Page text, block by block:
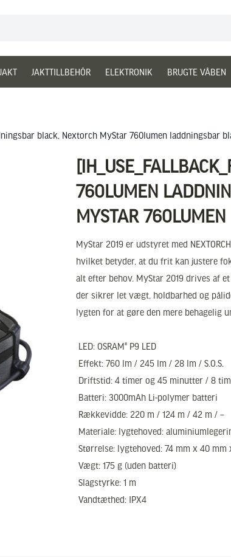
JAKTTILLBEHÖR ELEKTRONIK BRUGTE VÅBEN
black, Nextorch MyStar 760lumen laddningsbar
760LUMEN
MYSTAR
MyStar 2019 er udstyret med
hvilket betyder, at du frit kan justere
alt efter behov. MyStar 2019 drives af
der sikrer let vægt, holdbarhed og
lygten for at gøre den mere behagelig
 LED: OSRAM® P9 LED
 Effekt: 760 lm / 245 lm / 28 lm / S.O.S.
 Driftstid: 4 timer og 45 minutter / 8
 Batteri: 3000mAh Li-polymer batteri
 Rækkevidde: 220 m / 124 m / 42 m / –
 Materiale: lygtehoved:
 Størrelse: lygtehoved: 74 mm x 40
 Vægt: 175 g (uden batteri)
 Slagstyrke: 1 m
 Vandtæthed: IPX4